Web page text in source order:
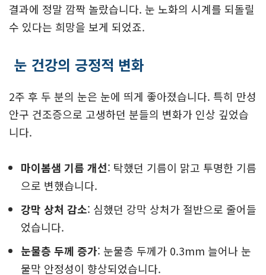
결과에 정말 깜짝 놀랐습니다. 눈 노화의 시계를 되돌릴
수 있다는 희망을 보게 되었죠.
눈 건강의 긍정적 변화
2주 후 두 분의 눈은 눈에 띄게 좋아졌습니다. 특히 만성
안구 건조증으로 고생하던 분들의 변화가 인상 깊었습
니다.
마이봄샘 기름 개선: 탁했던 기름이 맑고 투명한 기름
으로 변했습니다.
강막 상처 감소: 심했던 강막 상처가 절반으로 줄어들
었습니다.
눈물층 두께 증가: 눈물층 두께가 0.3mm 늘어나 눈
물막 안정성이 향상되었습니다.